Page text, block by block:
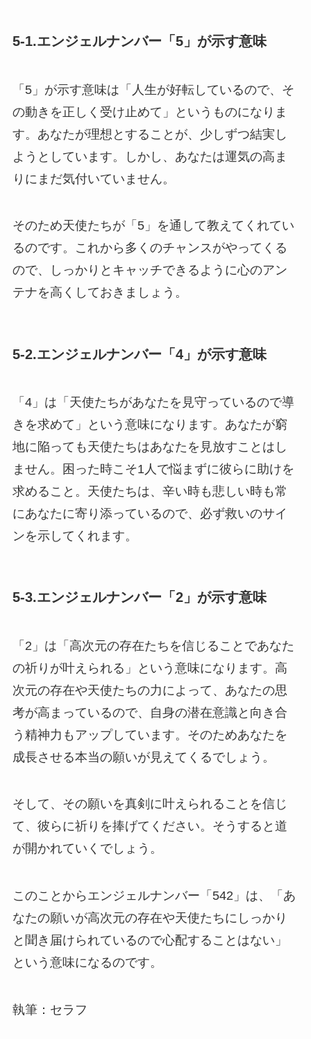
5-1.エンジェルナンバー「5」が示す意味
「5」が示す意味は「人生が好転しているので、そ
の動きを正しく受け止めて」というものになりま
す。あなたが理想とすることが、少しずつ結実し
ようとしています。しかし、あなたは運気の高ま
りにまだ気付いていません。
そのため天使たちが「5」を通して教えてくれてい
るのです。これから多くのチャンスがやってくる
ので、しっかりとキャッチできるように心のアン
テナを高くしておきましょう。
5-2.エンジェルナンバー「4」が示す意味
「4」は「天使たちがあなたを見守っているので導
きを求めて」という意味になります。あなたが窮
地に陥っても天使たちはあなたを見放すことはし
ません。困った時こそ1人で悩まずに彼らに助けを
求めること。天使たちは、辛い時も悲しい時も常
にあなたに寄り添っているので、必ず救いのサイ
ンを示してくれます。
5-3.エンジェルナンバー「2」が示す意味
「2」は「高次元の存在たちを信じることであなた
の祈りが叶えられる」という意味になります。高
次元の存在や天使たちの力によって、あなたの思
考が高まっているので、自身の潜在意識と向き合
う精神力もアップしています。そのためあなたを
成長させる本当の願いが見えてくるでしょう。
そして、その願いを真剣に叶えられることを信じ
て、彼らに祈りを捧げてください。そうすると道
が開かれていくでしょう。
このことからエンジェルナンバー「542」は、「あ
なたの願いが高次元の存在や天使たちにしっかり
と聞き届けられているので心配することはない」
という意味になるのです。
執筆：セラフ